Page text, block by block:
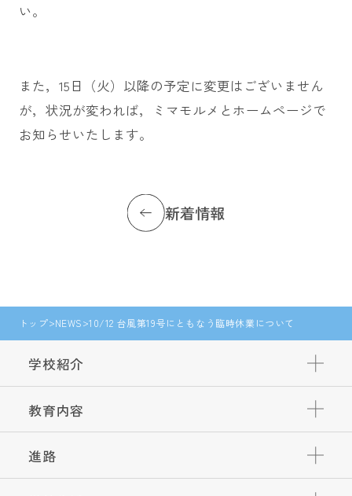
い。
また，15日（火）以降の予定に変更はございません
が，状況が変われば，ミマモルメとホームページで
お知らせいたします。
新着情報
トップ NEWS 10/12 台風第19号にともなう臨時休業について
学校紹介
教育内容
進路